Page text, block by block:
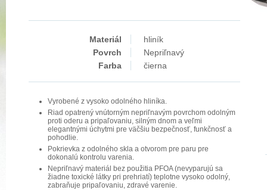
Materiál
hliník
Povrch
Nepriľnavý
Farba
čierna
Vyrobené z vysoko odolného hliníka.
Riad opatrený vnútorným nepriľnavým povrchom odolným
proti oderu a pripaľovaniu, silným dnom a veľmi
elegantnými úchytmi pre väčšiu bezpečnosť, funkčnosť a
pohodlie.
Pokrievka z odolného skla a otvorom pre paru pre
dokonalú kontrolu varenia.
Nepriľnavý materiál bez použitia PFOA (nevyparujú sa
žiadne toxické látky pri prehriatí) teplotne vysoko odolný,
zabraňuje pripaľovaniu, zdravé varenie.